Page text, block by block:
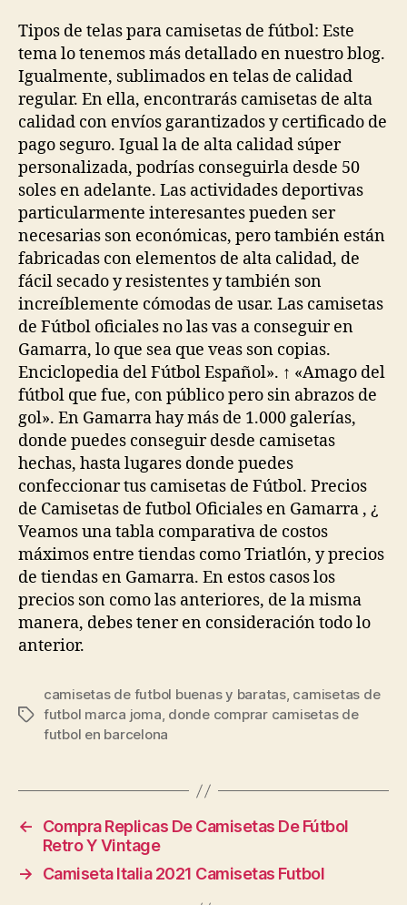
Tipos de telas para camisetas de fútbol: Este
tema lo tenemos más detallado en nuestro blog.
Igualmente, sublimados en telas de calidad
regular. En ella, encontrarás camisetas de alta
calidad con envíos garantizados y certificado de
pago seguro. Igual la de alta calidad súper
personalizada, podrías conseguirla desde 50
soles en adelante. Las actividades deportivas
particularmente interesantes pueden ser
necesarias son económicas, pero también están
fabricadas con elementos de alta calidad, de
fácil secado y resistentes y también son
increíblemente cómodas de usar. Las camisetas
de Fútbol oficiales no las vas a conseguir en
Gamarra, lo que sea que veas son copias.
Enciclopedia del Fútbol Español». ↑ «Amago del
fútbol que fue, con público pero sin abrazos de
gol». En Gamarra hay más de 1.000 galerías,
donde puedes conseguir desde camisetas
hechas, hasta lugares donde puedes
confeccionar tus camisetas de Fútbol. Precios
de Camisetas de futbol Oficiales en Gamarra , ¿
Veamos una tabla comparativa de costos
máximos entre tiendas como Triatlón, y precios
de tiendas en Gamarra. En estos casos los
precios son como las anteriores, de la misma
manera, debes tener en consideración todo lo
anterior.
Etiquetas
camisetas de futbol buenas y baratas, camisetas de
futbol marca joma, donde comprar camisetas de
futbol en barcelona
←
Compra Replicas De Camisetas De Fútbol
Retro Y Vintage
→
Camiseta Italia 2021 Camisetas Futbol